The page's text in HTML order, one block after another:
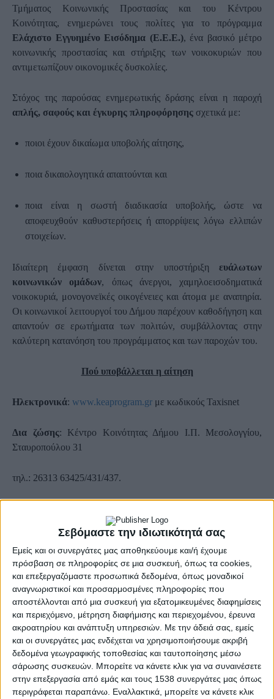
Σεβόμαστε την ιδιωτικότητά σας
Εμείς και οι συνεργάτες μας αποθηκεύουμε και/ή έχουμε
πρόσβαση σε πληροφορίες σε μια συσκευή, όπως τα cookies,
και επεξεργαζόμαστε προσωπικά δεδομένα, όπως μοναδικοί
αναγνωριστικοί και προσαρμοσμένες πληροφορίες που
αποστέλλονται από μια συσκευή για εξατομικευμένες διαφημίσεις
και περιεχόμενο, μέτρηση διαφήμισης και περιεχομένου, έρευνα
ακροατηρίου και ανάπτυξη υπηρεσιών. Με την άδειά σας, εμείς
και οι συνεργάτες μας ενδέχεται να χρησιμοποιήσουμε ακριβή
δεδομένα γεωγραφικής τοποθεσίας και ταυτοποίησης μέσω
σάρωσης συσκευών. Μπορείτε να κάνετε κλικ για να συναινέσετε
στην επεξεργασία από εμάς και τους 1538 συνεργάτες μας όπως
περιγράφεται παραπάνω. Εναλλακτικά, μπορείτε να κάνετε κλικ
Τμήματος Κοινωνικής Προστασίας και του Κέντρου
Κοινότητας, ενημερώνει τους πολίτες για το πρόγραμμα
Ελάχιστο Εγγυημένο Εισόδημα (Ε.Ε.Ε.), ένα βασικό μέτρο
κοινωνικής προστασίας και στήριξης των νοικοκυριών που
αντιμετωπίζουν οικονομικές δυσκολίες.
Στόχος της παρούσας ενημερωτικής δράσης είναι η παροχή
απλής, σαφούς και έγκυρης πληροφόρησης σχετικά με:
ποιοι έχουν δικαίωμα υποβολής αίτησης,
ποια δικαιολογητικά απαιτούνται και
ποια είναι η σωστή διαδικασία υποβολής, ώστε να
αποφευχθούν καθυστερήσεις ή απορρίψεις λόγω ελλιπών
στοιχείων.
Ιδιαίτερη έμφαση δίνεται στην υποστήριξη ευάλωτων
κοινωνικών ομάδων, όπως άνεργοι, χαμηλοεισοδηματικά
νοικοκυριά, μονογονεϊκές οικογένειες και άτομα με αναπηρία.
Οι κοινωνικοί λειτουργοί του Δήμου παρέχουν καθοδήγηση και
απαντούν σε ερωτήματα των πολιτών, συμβάλλοντας στην
καλύτερη κατανόηση του προγράμματος και των παροχών του.
Πού υποβάλλεται η αίτηση
Ηλεκτρονικά: www.keaprogram.gr με κωδικούς Taxisnet
Δια ζώσης: Κέντρο Κοινότητας Δήμου Ι.Π. Μεσολογγίου,
Σταυροπούλου 31
τηλ.: 26313 63425/431/437.
Έντυπο συναίνεσης όλων των ενήλικων μελών του
νοικοκυριού
Δελτίο ταυτότητας ή άδεια διαμονής
Τελευταία φορολογική δήλωση (Ε1)
Πρόσφατος λογαριασμός ΔΕΗ
ΙΒΑΝ τραπεζικού λογαριασμού